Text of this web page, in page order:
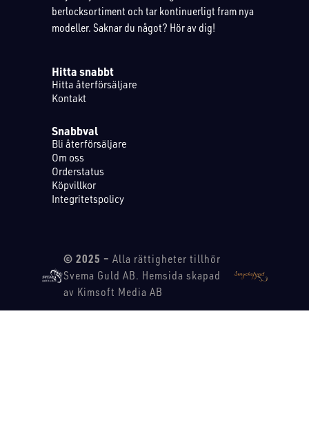
berlocksortiment och tar kontinuerligt fram nya
modeller. Saknar du något? Hör av dig!
Hitta snabbt
Hitta återförsäljare
Kontakt
Snabbval
Bli återförsäljare
Om oss
Orderstatus
Köpvillkor
Integritetspolicy
© 2025 – Alla rättigheter tillhör
Svema Guld AB. Hemsida skapad
av Kimsoft Media AB